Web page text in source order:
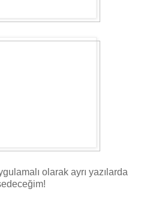
olarak ayrı yazılarda